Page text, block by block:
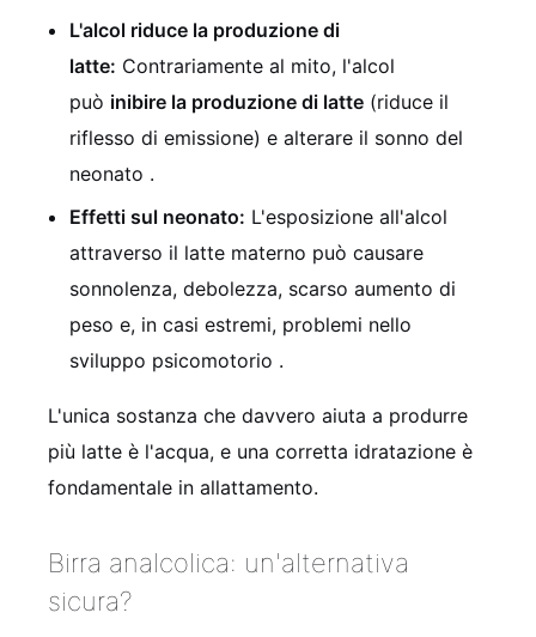
L'alcol riduce la produzione di
latte: Contrariamente al mito, l'alcol
può inibire la produzione di latte (riduce il
riflesso di emissione) e alterare il sonno del
neonato .
Effetti sul neonato: L'esposizione all'alcol
attraverso il latte materno può causare
sonnolenza, debolezza, scarso aumento di
peso e, in casi estremi, problemi nello
sviluppo psicomotorio .
L'unica sostanza che davvero aiuta a produrre
più latte è l'acqua, e una corretta idratazione è
fondamentale in allattamento.
Birra analcolica: un'alternativa
sicura?